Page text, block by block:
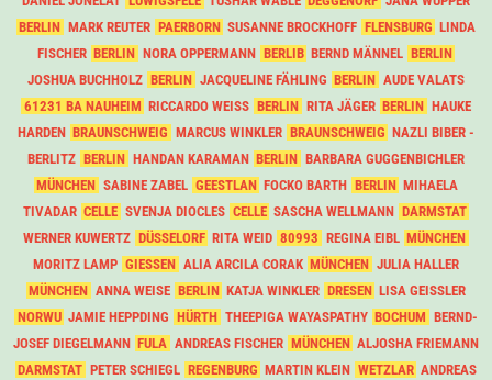
BERLIN MARK REUTER PAERBORN SUSANNE BROCKHOFF FLENSBURG LINDA
FISCHER BERLIN NORA OPPERMANN BERLIB BERND MÄNNEL BERLIN
JOSHUA BUCHHOLZ BERLIN JACQUELINE FÄHLING BERLIN AUDE VALATS
61231 BA NAUHEIM RICCARDO WEISS BERLIN RITA JÄGER BERLIN HAUKE
HARDEN BRAUNSCHWEIG MARCUS WINKLER BRAUNSCHWEIG NAZLI BIBER -
BERLITZ BERLIN HANDAN KARAMAN BERLIN BARBARA GUGGENBICHLER
MÜNCHEN SABINE ZABEL GEESTLAN FOCKO BARTH BERLIN MIHAELA
TIVADAR CELLE SVENJA DIOCLES CELLE SASCHA WELLMANN DARMSTAT
WERNER KUWERTZ DÜSSELORF RITA WEID 80993 REGINA EIBL MÜNCHEN
MORITZ LAMP GIESSEN ALIA ARCILA CORAK MÜNCHEN JULIA HALLER
MÜNCHEN ANNA WEISE BERLIN KATJA WINKLER DRESEN LISA GEISSLER
NORWU JAMIE HEPPDING HÜRTH THEEPIGA WAYASPATHY BOCHUM BERND-
JOSEF DIEGELMANN FULA ANDREAS FISCHER MÜNCHEN ALJOSHA FRIEMANN
DARMSTAT PETER SCHIEGL REGENBURG MARTIN KLEIN WETZLAR ANDREAS